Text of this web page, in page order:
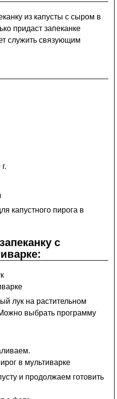
из капусты с сыром в
придаст запеканке
служить связующим
с
лук на растительном
выбрать программу
и продолжаем готовить